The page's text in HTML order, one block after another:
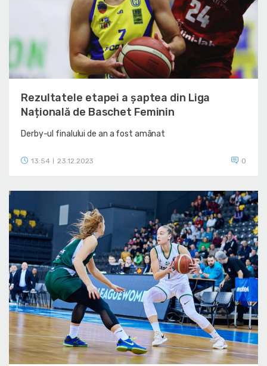
Rezultatele etapei a șaptea din Liga
Națională de Baschet Feminin
Derby-ul finalului de an a fost amânat
13:54 23.12.2023 0